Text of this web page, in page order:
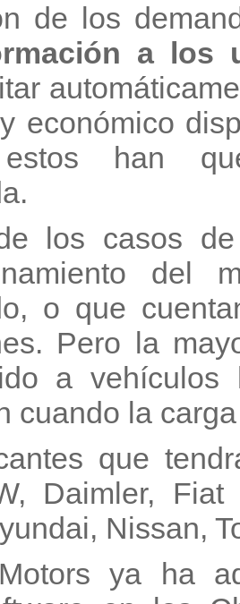
de los
a los
económico
han
los casos
del
o que
Pero la
a vehículos
cuando la
que
Daimler, Fiat
Nissan,
ya ha